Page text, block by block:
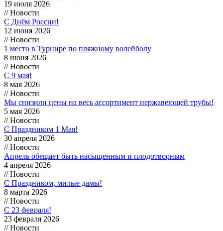
19 июля 2026
// Новости
С Днём России!
12 июня 2026
// Новости
1 место в Турнире по пляжному волейболу
8 июня 2026
// Новости
С 9 мая!
8 мая 2026
// Новости
Мы снизили цены на весь ассортимент нержавеющей трубы!
5 мая 2026
// Новости
С Праздником 1 Мая!
30 апреля 2026
// Новости
Апрель обещает быть насыщенным и плодотворным
4 апреля 2026
// Новости
С Праздником, милые дамы!
8 марта 2026
// Новости
С 23 февраля!
23 февраля 2026
// Новости